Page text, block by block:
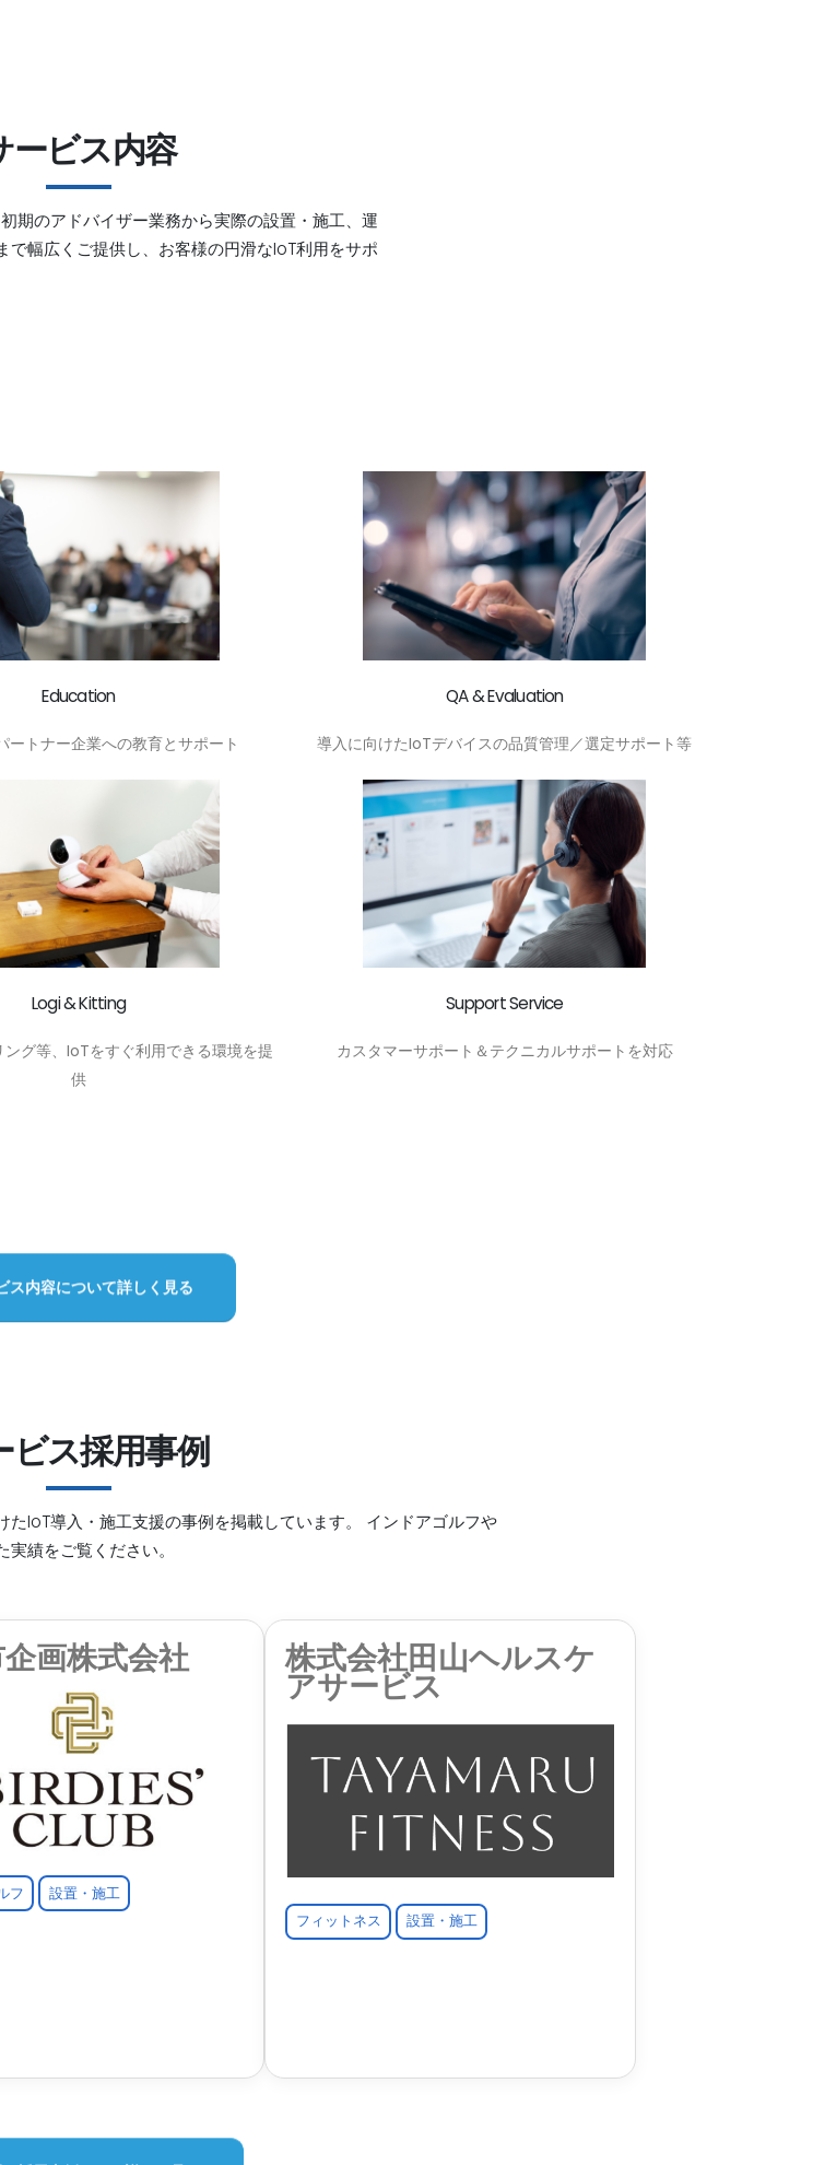
ービス内容
期のアドバイザー業務から実際の設置・施工、運
で幅広くご提供し、お客様の円滑なIoT利用をサポ
Education
ートナー企業への教育とサポート
QA & Evaluation
導入に向けたIoTデバイスの品質管理／選定サポート等
Logi & Kitting
グ等、IoTをすぐ利用できる環境を提
供
Support Service
カスタマーサポート＆テクニカルサポートを対応
ス内容について詳しく見る
ビス採用事例
IoT導入・施工支援の事例を掲載しています。 インドアゴルフや
績をご覧ください。
画株式会社
フ 設置・施工
株式会社田山ヘルスケ
アサービス
フィットネス 設置・施工